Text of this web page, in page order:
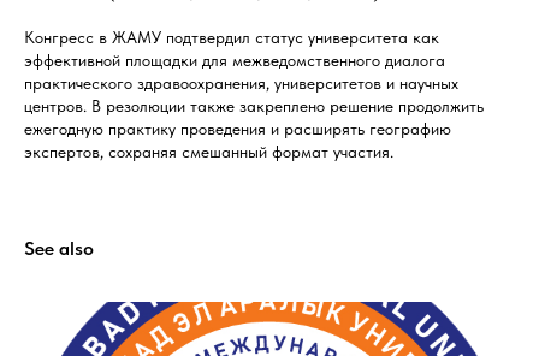
Конгресс в ЖАМУ подтвердил статус университета как
эффективной площадки для межведомственного диалога
практического здравоохранения, университетов и научных
центров. В резолюции также закреплено решение продолжить
ежегодную практику проведения и расширять географию
экспертов, сохраняя смешанный формат участия.
See also